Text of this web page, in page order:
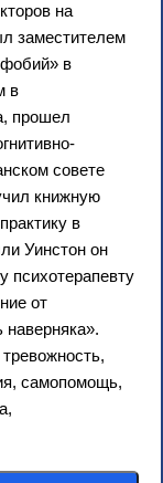
на
заместителем
фобий» в
в
прошел
совете
книжную
в
Уинстон он
психотерапевту
от
самопомощь,